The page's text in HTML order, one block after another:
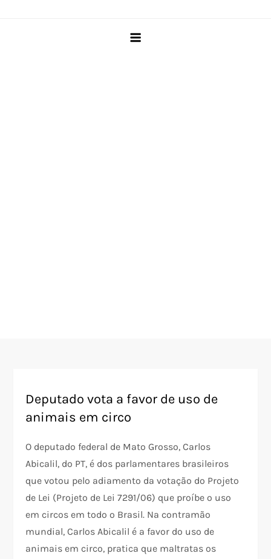
Deputado vota a favor de uso de
animais em circo
O deputado federal de Mato Grosso, Carlos
Abicalil, do PT, é dos parlamentares brasileiros
que votou pelo adiamento da votação do Projeto
de Lei (Projeto de Lei 7291/06) que proíbe o uso
em circos em todo o Brasil. Na contramão
mundial, Carlos Abicalil é a favor do uso de
animais em circo, pratica que maltratas os